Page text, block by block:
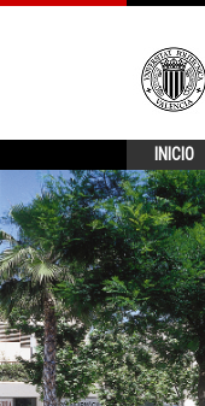
INICIO